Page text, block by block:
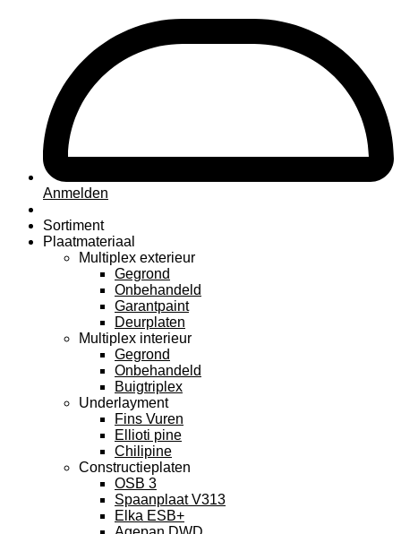
Anmelden
Sortiment
Plaatmateriaal
Multiplex exterieur
Gegrond
Onbehandeld
Garantpaint
Deurplaten
Multiplex interieur
Gegrond
Onbehandeld
Buigtriplex
Underlayment
Fins Vuren
Ellioti pine
Chilipine
Constructieplaten
OSB 3
Spaanplaat V313
Elka ESB+